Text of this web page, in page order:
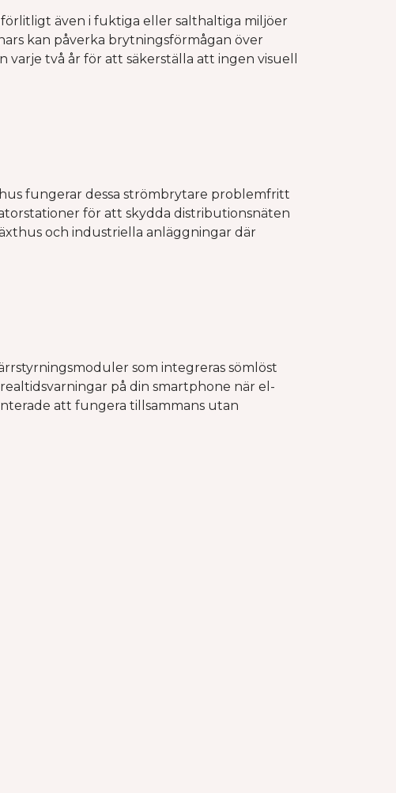
även i fuktiga eller salthaltiga miljöer
kan påverka brytningsförmågan över
två år för att säkerställa att ingen visuell
fungerar dessa strömbrytare problemfritt
för att skydda distributionsnäten
och industriella anläggningar där
som integreras sömlöst
på din smartphone när el-
att fungera tillsammans utan